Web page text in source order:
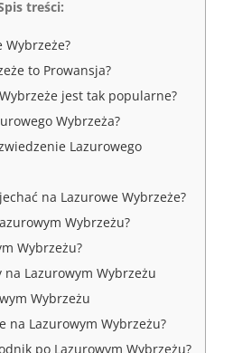
treści:
Wybrzeże?
to Prowansja?
jest tak popularne?
Wybrzeża?
Lazurowego
na Lazurowe Wybrzeże?
Wybrzeżu?
Wybrzeżu?
Lazurowym Wybrzeżu
Wybrzeżu
na Lazurowym Wybrzeżu?
po Lazurowym Wybrzeżu?